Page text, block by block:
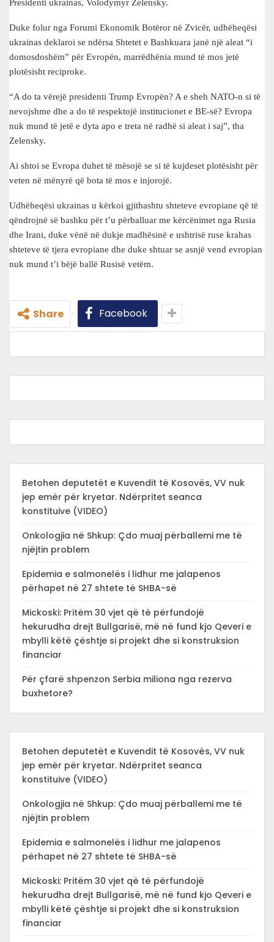
Presidenti ukrainas, Volodymyr Zelensky.
Duke folur nga Forumi Ekonomik Botëror në Zvicër, udhëheqësi
ukrainas deklaroi se ndërsa Shtetet e Bashkuara janë një aleat “i
domosdoshëm” për Evropën, marrëdhënia mund të mos jetë
plotësisht reciproke.
“A do ta vërejë presidenti Trump Evropën? A e sheh NATO-n si të
nevojshme dhe a do të respektojë institucionet e BE-së? Evropa
nuk mund të jetë e dyta apo e treta në radhë si aleat i saj”, tha
Zelensky.
Ai shtoi se Evropa duhet të mësojë se si të kujdeset plotësisht për
veten në mënyrë që bota të mos e injorojë.
Udhëheqësi ukrainas u kërkoi gjithashtu shteteve evropiane që të
qëndrojnë së bashku për t’u përballuar me kërcënimet nga Rusia
dhe Irani, duke vënë në dukje madhësinë e ushtrisë ruse krahas
shteteve të tjera evropiane dhe duke shtuar se asnjë vend evropian
nuk mund t’i bëjë ballë Rusisë vetëm.
Share Facebook
Betohen deputetët e Kuvendit të Kosovës, VV nuk
jep emër për kryetar. Ndërpritet seanca
konstituive (VIDEO)
Onkologjia në Shkup: Çdo muaj përballemi me të
njëjtin problem
Epidemia e salmonelës i lidhur me jalapenos
përhapet në 27 shtete të SHBA-së
Mickoski: Pritëm 30 vjet që të përfundojë
hekurudha drejt Bullgarisë, më në fund kjo Qeveri e
mbylli këtë çështje si projekt dhe si konstruksion
financiar
Për çfarë shpenzon Serbia miliona nga rezerva
buxhetore?
Betohen deputetët e Kuvendit të Kosovës, VV nuk
jep emër për kryetar. Ndërpritet seanca
konstituive (VIDEO)
Onkologjia në Shkup: Çdo muaj përballemi me të
njëjtin problem
Epidemia e salmonelës i lidhur me jalapenos
përhapet në 27 shtete të SHBA-së
Mickoski: Pritëm 30 vjet që të përfundojë
hekurudha drejt Bullgarisë, më në fund kjo Qeveri e
mbylli këtë çështje si projekt dhe si konstruksion
financiar